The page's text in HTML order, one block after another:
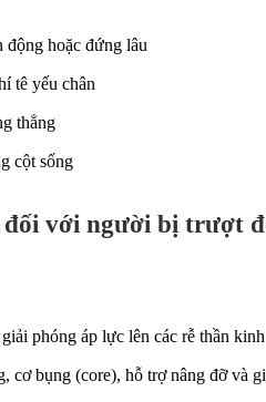
hoặc đứng lâu
tê yếu chân
thẳng
cột sống
với người bị trượt
phóng áp lực lên các rễ thần kinh
cơ bụng (core), hỗ trợ nâng đỡ và